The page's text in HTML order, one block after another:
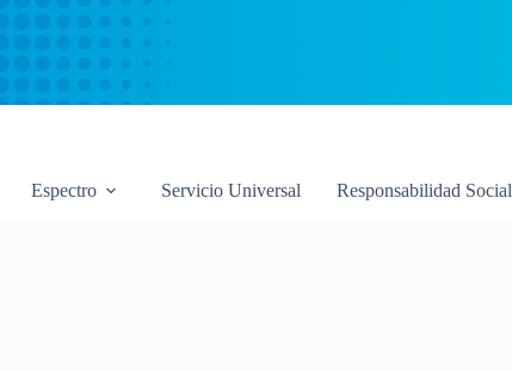
Espectro Servicio Universal Responsabilidad Social